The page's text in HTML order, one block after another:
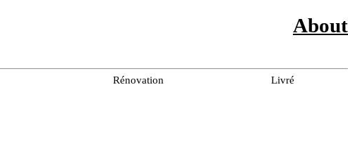
About
Rénovation Livré